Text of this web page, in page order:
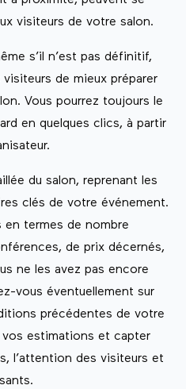
visiteurs de votre salon.
s’il n’est pas définitif,
de mieux préparer
Vous pourrez toujours le
en quelques clics, à partir
du salon, reprenant les
clés de votre événement.
termes de nombre
de prix décernés,
ne les avez pas encore
vous éventuellement sur
précédentes de votre
vos estimations et capter
l’attention des visiteurs et